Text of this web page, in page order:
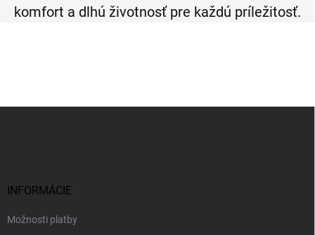
komfort a dlhú životnosť pre každú príležitosť.
INFORMÁCIE
Možnosti platby